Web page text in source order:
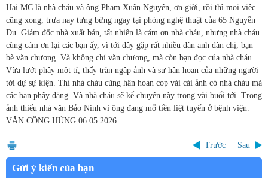
Hai MC là nhà cháu và ông Phạm Xuân Nguyên, ơn giời, rồi thì mọi việc
cũng xong, trưa nay tưng bừng ngay tại phòng nghệ thuật của 65 Nguyễn
Du. Giám đốc nhà xuất bản, tất nhiên là cám ơn nhà cháu, nhưng nhà cháu
cũng cám ơn lại các bạn ấy, vì tới đây gặp rất nhiều đàn anh đàn chị, bạn
bè văn chương. Và không chỉ văn chương, mà còn bạn đọc của nhà cháu.
Vừa lướt phây một tí, thấy tràn ngập ảnh và sự hân hoan của những người
tới dự sự kiện. Thì nhà cháu cũng hân hoan cop vài cái ảnh có nhà cháu mà
các bạn phây đăng. Và nhà cháu sẽ kể chuyện này trong vài buổi tới. Trong
ảnh thiếu nhà văn Bảo Ninh vì ông đang mổ tiền liệt tuyến ở bệnh viện.
VĂN CÔNG HÙNG 06.05.2026
Trước Sau
Gửi ý kiến của bạn